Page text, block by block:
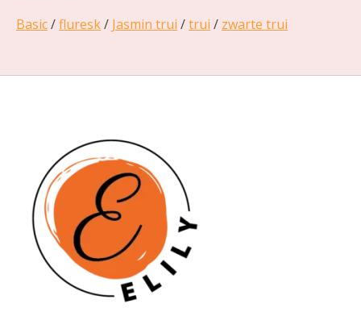
Basic/fluresk/ Jasmin trui /trui / zwarte trui